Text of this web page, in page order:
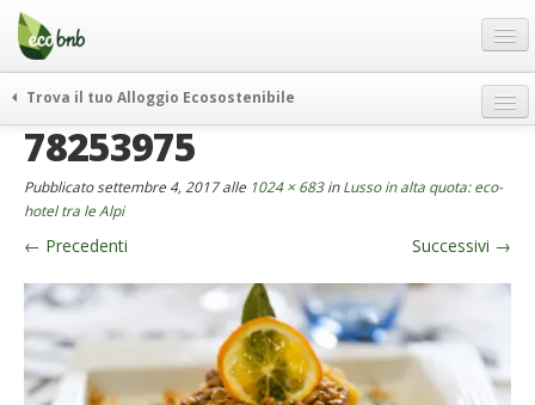
Menu
Salta
contenuto
Offerte Speciali
Regali
FAQ
Chi Siamo
Partner
Contatti
Italiano
Trova il tuo Alloggio Ecosostenibile
weekend green
curiosità
vivere e viaggiare verde
news ed eventi
78253975
Pubblicatosettembre 4, 2017alle 1024 × 683inLusso in alta quota: eco-
hotel tra le Alpi
← Precedenti Successivi →